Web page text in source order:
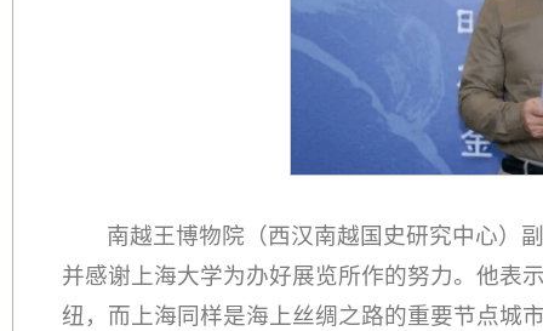
南越王博物院（西汉南越国史研究中心）
并感谢上海大学为办好展览所作的努力。他表
纽，而上海同样是海上丝绸之路的重要节点城